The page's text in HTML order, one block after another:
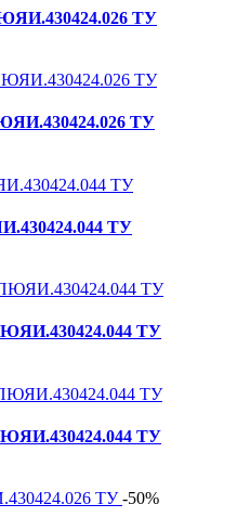
ТУ
ТУ
ТУ
ТУ
ТУ
-50%